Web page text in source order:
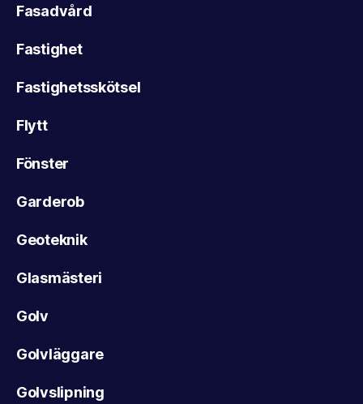
Fasadvård
Fastighet
Fastighetsskötsel
Flytt
Fönster
Garderob
Geoteknik
Glasmästeri
Golv
Golvläggare
Golvslipning